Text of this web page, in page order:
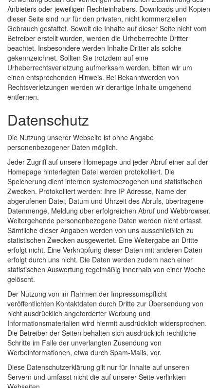
Anbieters oder jeweiligen Rechteinhabers. Downloads und Kopien
dieser Seite sind nur für den privaten, nicht kommerziellen
Gebrauch gestattet. Soweit die Inhalte auf dieser Seite nicht vom
Betreiber erstellt wurden, werden die Urheberrechte Dritter
beachtet. Insbesondere werden Inhalte Dritter als solche
gekennzeichnet. Sollten Sie trotzdem auf eine
Urheberrechtsverletzung aufmerksam werden, bitten wir um
einen entsprechenden Hinweis. Bei Bekanntwerden von
Rechtsverletzungen werden wir derartige Inhalte umgehend
entfernen.
Datenschutz
Die Nutzung unserer Webseite ist ohne Angabe
personenbezogener Daten möglich.
Jeder Zugriff auf unsere Homepage und jeder Abruf einer auf der
Homepage hinterlegten Datei werden protokolliert. Die
Speicherung dient internen systembezogenen und statistischen
Zwecken. Protokolliert werden: Ihre IP Adresse, Name der
abgerufenen Datei, Datum und Uhrzeit des Abrufs, übertragene
Datenmenge, Meldung über erfolgreichen Abruf und Webbrowser.
Weitergehende personenbezogene Daten werden nicht erfasst.
Sämtliche dieser Angaben werden von uns ausschließlich zu
statistischen Zwecken ausgewertet. Eine Weitergabe an Dritte
erfolgt nicht. Eine Verknüpfung dieser Daten mit anderen Daten
erfolgt durch uns nicht. Die Daten werden zudem nach einer
statistischen Auswertung regelmäßig innerhalb von einer Woche
gelöscht.
Der Nutzung von im Rahmen der Impressumspflicht
veröffentlichten Kontaktdaten durch Dritte zur Übersendung von
nicht ausdrücklich angeforderter Werbung und
Informationsmaterialien wird hiermit ausdrücklich widersprochen.
Die Betreiber der Seiten behalten sich ausdrücklich rechtliche
Schritte im Falle der unverlangten Zusendung von
Werbeinformationen, etwa durch Spam-Mails, vor.
Diese Datenschutzerklärung gilt nur für Inhalte auf unseren
Servern und umfasst nicht die auf unserer Seite verlinkten